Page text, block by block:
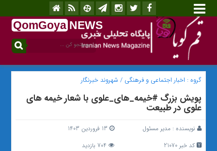
QomGoya NEWS
.ir
گروه : اخبار اجتماعی و فرهنگی / شهروند خبرنگار
پویش بزرگ #خیمه_های_علوی با شعار خیمه های
علوی در طبیعت
نویسنده : مدیر مسئول
کد خبر 21070